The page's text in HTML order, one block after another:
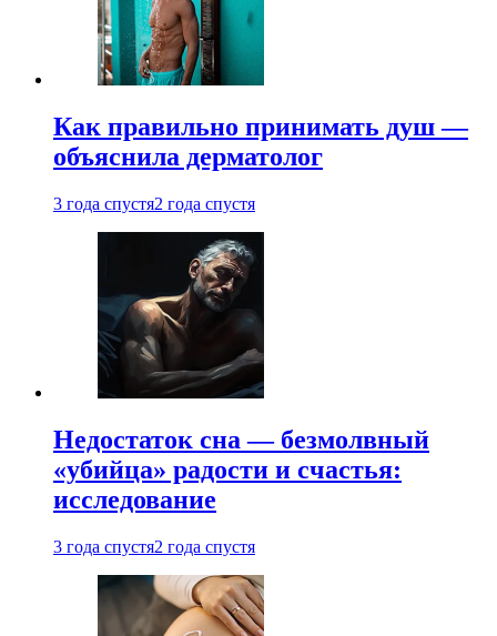
Как правильно принимать душ —
объяснила дерматолог
3 года спустя2 года спустя
Недостаток сна — безмолвный
«убийца» радости и счастья:
исследование
3 года спустя2 года спустя